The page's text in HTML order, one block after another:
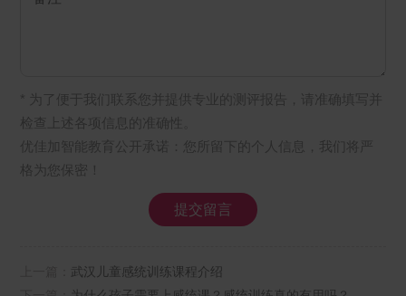
* 为了便于我们联系您并提供专业的测评报告，请准确填写并
检查上述各项信息的准确性。
优佳加智能教育公开承诺：您所留下的个人信息，我们将严
格为您保密！
武汉儿童感统训练课程介绍